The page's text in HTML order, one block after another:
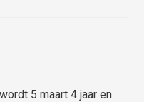
5 maart 4 jaar en